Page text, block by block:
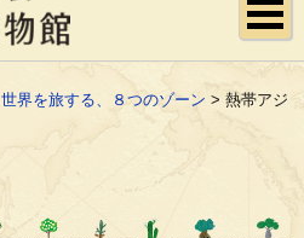
世界を旅する、８つのゾーン > 熱帯アジ